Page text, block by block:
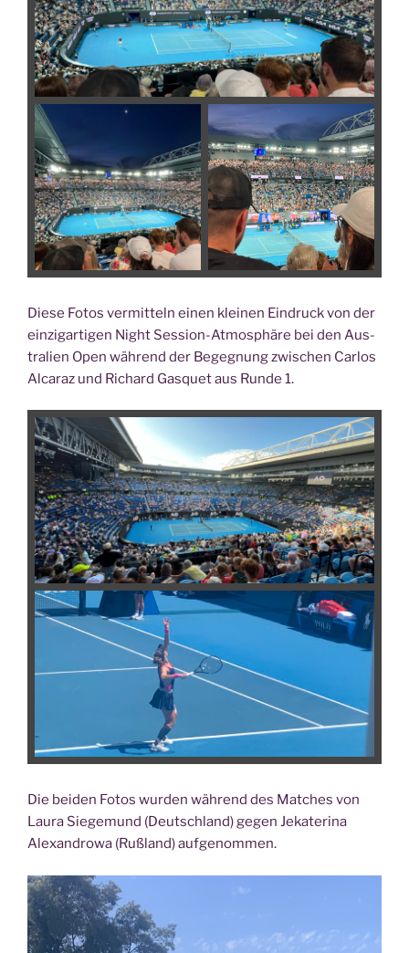
Die­se Fotos ver­mit­teln einen klei­nen Ein­druck von der
ein­zig­ar­ti­gen Night Ses­si­on-Atmo­sphä­re bei den Aus­
tra­li­en Open wäh­rend der Begeg­nung zwi­schen Car­los
Alca­raz und Richard Gas­quet aus Run­de 1.
Die bei­den Fotos wur­den wäh­rend des Matches von
Lau­ra Sie­ge­mund (Deutsch­land) gegen Jeka­te­ri­na
Alex­an­d­ro­wa (Ruß­land) aufgenommen.